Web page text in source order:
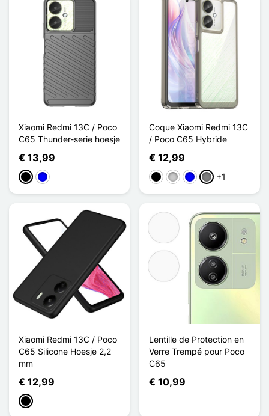
Xiaomi Redmi 13C / Poco
C65 Thunder-serie hoesje
€ 13,99
ZwartBlauw
Coque Xiaomi Redmi 13C
/ Poco C65 Hybride
€ 12,99
ZwartTransparant
BlauwGris Transparent
+1
Xiaomi Redmi 13C / Poco
C65 Silicone Hoesje 2,2
mm
€ 12,99
Zwart
Lentille de Protection en
Verre Trempé pour Poco
C65
€ 10,99